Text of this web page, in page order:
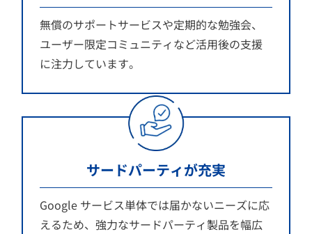
無償のサポートサービスや定期的な勉強会、
ユーザー限定コミュニティなど活用後の支援
に注力しています。
サードパーティが充実
Google サービス単体では届かないニーズに応
えるため、強力なサードパーティ製品を幅広